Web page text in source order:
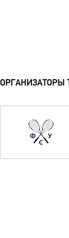
ОРГАНИЗАТОРЫ